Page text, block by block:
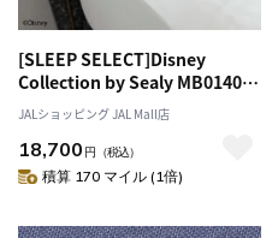
[SLEEP SELECT]Disney
Collection by Sealy MB0140
Box Sheets（ボックスシー
ツ）〔ダブル〕 ホワイト
JALショッピング JAL Mall店
18,700 円 （税込）
積算 170 マイル (1倍)